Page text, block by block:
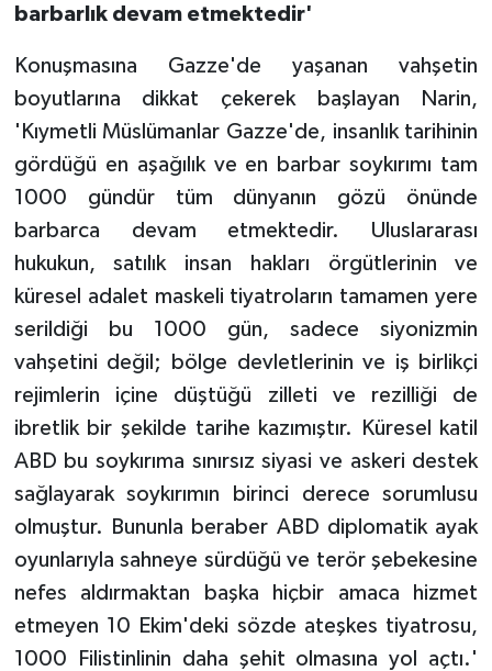
barbarlık devam etmektedir'
Konuşmasına Gazze'de yaşanan vahşetin
boyutlarına dikkat çekerek başlayan Narin,
'Kıymetli Müslümanlar Gazze'de, insanlık tarihinin
gördüğü en aşağılık ve en barbar soykırımı tam
1000 gündür tüm dünyanın gözü önünde
barbarca devam etmektedir. Uluslararası
hukukun, satılık insan hakları örgütlerinin ve
küresel adalet maskeli tiyatroların tamamen yere
serildiği bu 1000 gün, sadece siyonizmin
vahşetini değil; bölge devletlerinin ve iş birlikçi
rejimlerin içine düştüğü zilleti ve rezilliği de
ibretlik bir şekilde tarihe kazımıştır. Küresel katil
ABD bu soykırıma sınırsız siyasi ve askeri destek
sağlayarak soykırımın birinci derece sorumlusu
olmuştur. Bununla beraber ABD diplomatik ayak
oyunlarıyla sahneye sürdüğü ve terör şebekesine
nefes aldırmaktan başka hiçbir amaca hizmet
etmeyen 10 Ekim'deki sözde ateşkes tiyatrosu,
1000 Filistinlinin daha şehit olmasına yol açtı.'